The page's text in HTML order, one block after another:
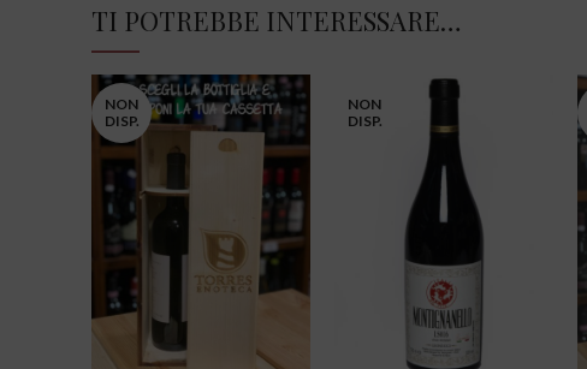
TI POTREBBE INTERESSARE…
NON
DISP.
NON
DISP.